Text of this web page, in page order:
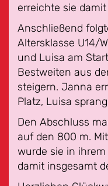
erreichte sie
Anschließend
Altersklasse U14/
und Luisa am
Bestweiten aus
steigern. Janna
Platz, Luisa
Den Abschluss
auf den 800 m.
wurde sie in
damit insgesamt